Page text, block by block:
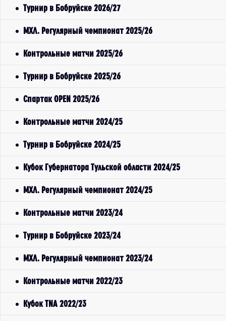
Турнир в Бобруйске 2026/27
МХЛ. Регулярный чемпионат 2025/26
Контрольные матчи 2025/26
Турнир в Бобруйске 2025/26
Спартак OPEN 2025/26
Контрольные матчи 2024/25
Турнир в Бобруйске 2024/25
Кубок Губернатора Тульской области 2024/25
МХЛ. Регулярный чемпионат 2024/25
Контрольные матчи 2023/24
Турнир в Бобруйске 2023/24
МХЛ. Регулярный чемпионат 2023/24
Контрольные матчи 2022/23
Кубок TNA 2022/23